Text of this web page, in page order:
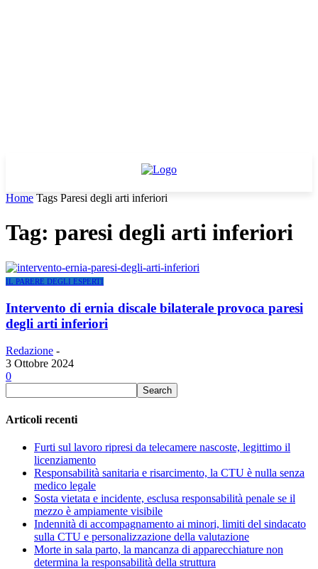
Home Tags Paresi degli arti inferiori
Tag: paresi degli arti inferiori
IL PARERE DEGLI ESPERTI
Intervento di ernia discale bilaterale provoca paresi
degli arti inferiori
Redazione -
3 Ottobre 2024
0
Articoli recenti
Furti sul lavoro ripresi da telecamere nascoste, legittimo il
licenziamento
Responsabilità sanitaria e risarcimento, la CTU è nulla senza
medico legale
Sosta vietata e incidente, esclusa responsabilità penale se il
mezzo è ampiamente visibile
Indennità di accompagnamento ai minori, limiti del sindacato
sulla CTU e personalizzazione della valutazione
Morte in sala parto, la mancanza di apparecchiature non
determina la responsabilità della struttura